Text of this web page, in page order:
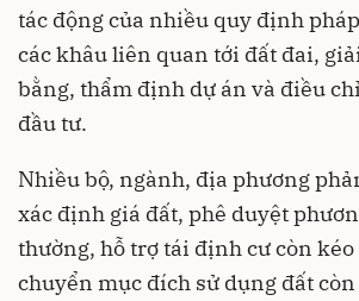
tác động của nhiều quy định
các khâu liên quan tới đất đai,
bằng, thẩm định dự án và điều
đầu tư.
Nhiều bộ, ngành, địa phương
xác định giá đất, phê duyệt
thường, hỗ trợ tái định cư còn
chuyển mục đích sử dụng đất